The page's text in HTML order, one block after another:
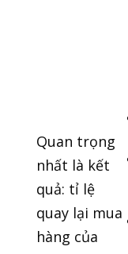
Quan trọng
nhất là kết
quả: tỉ lệ
quay lại mua
hàng của